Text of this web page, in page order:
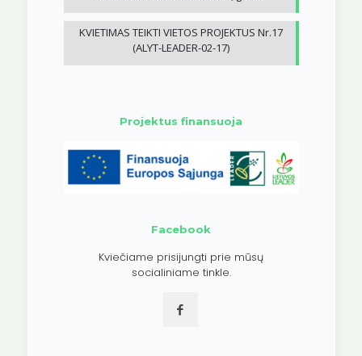
KVIETIMAS TEIKTI VIETOS PROJEKTUS Nr.17
(ALYT-LEADER-02-17)
Projektus finansuoja
Facebook
Kviečiame prisijungti prie mūsų
socialiniame tinkle.